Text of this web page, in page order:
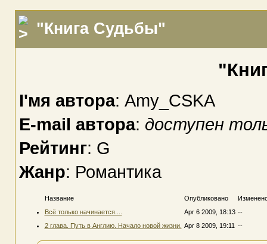
"Книга Судьбы"
І'мя автора: Amy_CSKA
E-mail автора: доступен
Рейтинг: G
Жанр: Романтика
Название Опубликовано
Всё только начинается....
Apr 6 2009, 18:13 --
2 глава. Путь в Англию. Начало новой жизни. Apr 8 2009, 19:11 --